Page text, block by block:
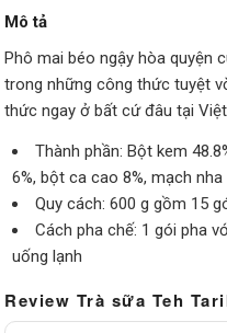
Mô tả
Phô mai béo ngậy hòa quyện
trong những công thức tuyệt
thức ngay ở bất cứ đâu tại
Thành phần:Bột kem
6%, bột ca cao 8%, mạch nha
Quy cách: 600 g gồm 15
Cách pha chế: 1 gói pha
uống lạnh
Review Trà sữa Teh